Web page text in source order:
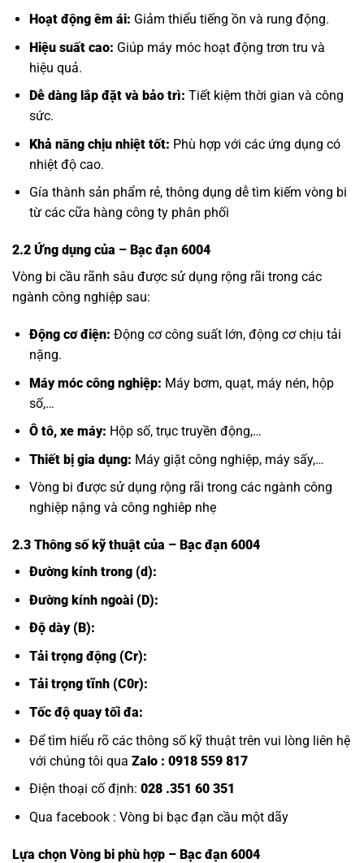
Hoạt động êm ái: Giảm thiểu tiếng ồn và rung động.
Hiệu suất cao: Giúp máy móc hoạt động trơn tru và
hiệu quả.
Dễ dàng lắp đặt và bảo trì: Tiết kiệm thời gian và công
sức.
Khả năng chịu nhiệt tốt: Phù hợp với các ứng dụng có
nhiệt độ cao.
Gía thành sản phẩm rẻ, thông dụng dễ tìm kiếm vòng bi
từ các cữa hàng công ty phân phối
2.2 Ứng dụng của – Bạc đạn 6004
Vòng bi cầu rãnh sâu được sử dụng rộng rãi trong các
ngành công nghiệp sau:
Động cơ điện: Động cơ công suất lớn, động cơ chịu tải
nặng.
Máy móc công nghiệp: Máy bơm, quạt, máy nén, hộp
số,…
Ô tô, xe máy: Hộp số, trục truyền động,…
Thiết bị gia dụng: Máy giặt công nghiệp, máy sấy,…
Vòng bi được sử dụng rộng rãi trong các ngành công
nghiệp nậng và công nghiêp nhẹ
2.3 Thông số kỹ thuật của – Bạc đạn 6004
Đường kính trong (d):
Đường kính ngoài (D):
Độ dày (B):
Tải trọng động (Cr):
Tải trọng tĩnh (C0r):
Tốc độ quay tối đa:
Để tìm hiểu rõ các thông số kỹ thuật trên vui lòng liên hệ
với chúng tôi qua Zalo : 0918 559 817
Điện thoại cố định: 028 .351 60 351
Qua facebook : Vòng bi bạc đạn cầu một dãy
Lựa chọn Vòng bi phù hợp – Bạc đạn 6004